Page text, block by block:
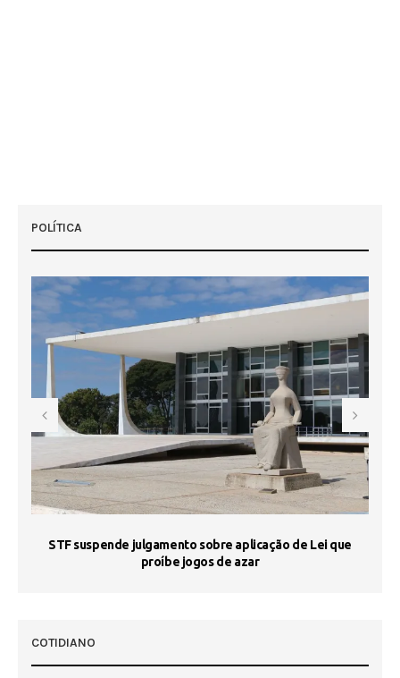
POLÍTICA
STF suspende julgamento sobre aplicação de Lei que
proíbe jogos de azar
COTIDIANO